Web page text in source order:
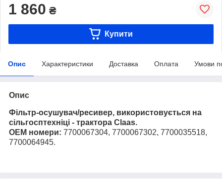
1 860 ₴
Купити
Опис Характеристики Доставка Оплата Умови
Опис
Фільтр-осушувач/ресивер, використовується на
сільгосптехніці - трактора Claas.
ОЕМ номери: 7700067304, 7700067302, 7700035518,
7700064945.